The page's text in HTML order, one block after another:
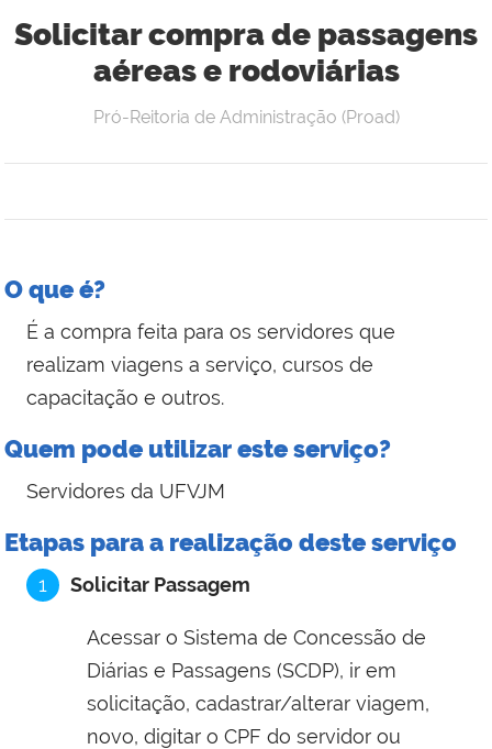
Solicitar compra de passagens
aéreas e rodoviárias
Pró-Reitoria de Administração (Proad)
O que é?
É a compra feita para os servidores que
realizam viagens a serviço, cursos de
capacitação e outros.
Quem pode utilizar este serviço?
Servidores da UFVJM
Etapas para a realização deste serviço
1 Solicitar Passagem
Acessar o Sistema de Concessão de
Diárias e Passagens (SCDP), ir em
solicitação, cadastrar/alterar viagem,
novo, digitar o CPF do servidor ou